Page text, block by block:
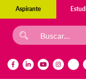
Aspirante